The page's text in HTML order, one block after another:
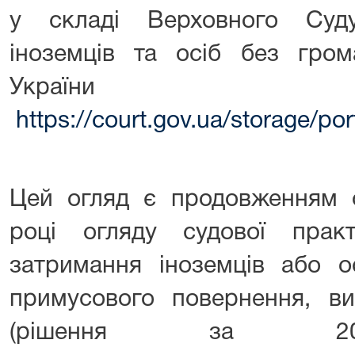
у складі Верховного
іноземців та осіб без
https://court.gov.ua/storage/
Цей огляд є продовженням
році огляду судової
затримання іноземців або
примусового повернення,
(рішення за